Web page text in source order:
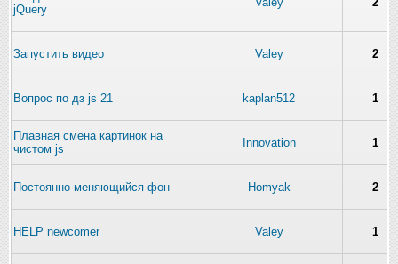
jQuery
Запустить видео Valey 2
Вопрос по дз js 21 kaplan512 1
Плавная смена картинок на
чистом js
Innovation 1
Постоянно меняющийся фон Homyak 2
HELP newcomer Valey 1